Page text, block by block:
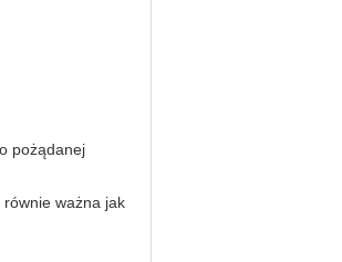
pożądanej
ważna jak